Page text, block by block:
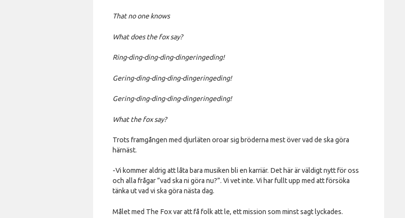
That no one knows
What does the fox say?
Ring-ding-ding-ding-dingeringeding!
Gering-ding-ding-ding-dingeringeding!
Gering-ding-ding-ding-dingeringeding!
What the fox say?
Trots framgången med djurläten oroar sig bröderna mest över vad de ska göra
härnäst.
-Vi kommer aldrig att låta bara musiken bli en karriär. Det här är väldigt nytt för oss
och alla frågar ”vad ska ni göra nu?”. Vi vet inte. Vi har fullt upp med att försöka
tänka ut vad vi ska göra nästa dag.
Målet med The Fox var att få folk att le, ett mission som minst sagt lyckades.